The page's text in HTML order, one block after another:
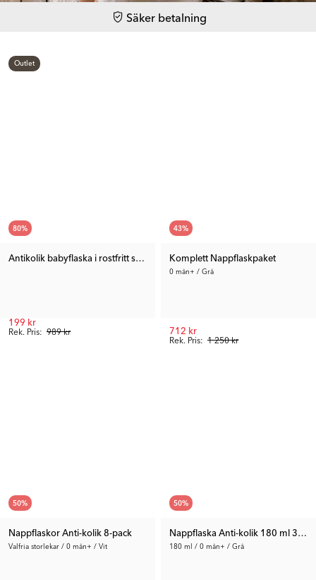
Säker betalning
Outlet
80%
Antikolik babyflaska i rostfritt stål x3
Rek. Pris: 989 kr
199 kr
43%
Komplett Nappflaskpaket
0 mån+ / Grå
Rek. Pris: 1 250 kr
712 kr
50%
Nappflaskor Anti-kolik 8-pack
Valfria storlekar / 0 mån+ / Vit
50%
Nappflaska Anti-kolik 180 ml 3-
180 ml / 0 mån+ / Grå